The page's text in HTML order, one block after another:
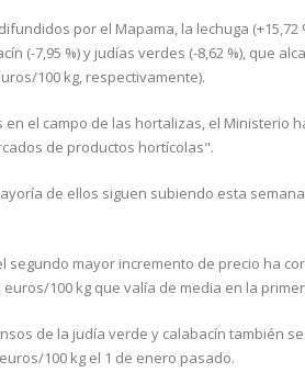
por el Mapama, la lechuga
(-7,95 %) y judías verdes (-8,62 %), que
100 kg, respectivamente).
en el campo de las hortalizas, el
de productos hortícolas".
de ellos siguen subiendo esta
segundo mayor incremento de precio ha
euros/100 kg que valía de media en la
de la judía verde y calabacín también
100 kg el 1 de enero pasado.